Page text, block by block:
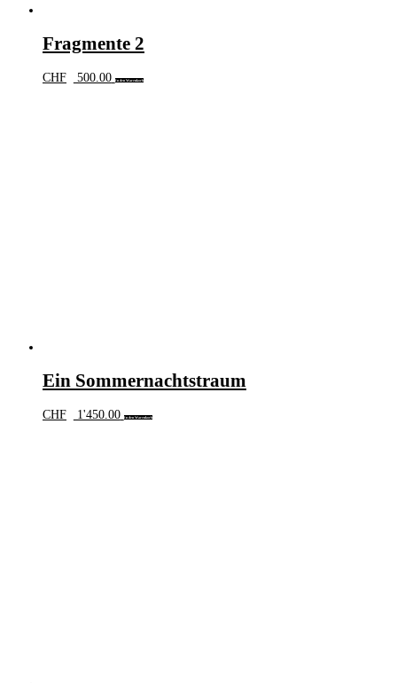
Fragmente 2
CHF 500.00 In den Warenkorb
Ein Sommernachtstraum
CHF 1'450.00 In den Warenkorb